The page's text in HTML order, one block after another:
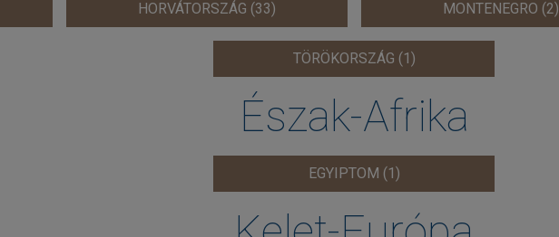
HORVÁTORSZÁG (33) MONTENEGRO (2)
TÖRÖKORSZÁG (1)
Észak-Afrika
EGYIPTOM (1)